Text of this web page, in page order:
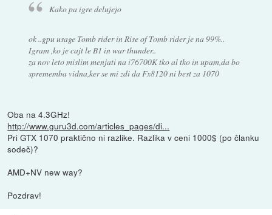
Kako pa igre delujejo
ok ..gpu usage Tomb rider in Rise of Tomb rider je na 99%..
Igram ,ko je cajt le B1 in war thunder..
za nov leto mislim menjati na i76700K tko al tko in upam,da bo
sprememba vidna,ker se mi zdi da Fx8120 ni best za 1070
Oba na 4.3GHz!
http://www.guru3d.com/articles_pages/di...
Pri GTX 1070 praktično ni razlike. Razlika v ceni 1000$ (po članku
sodeč)?
AMD+NV new way?
Pozdrav!